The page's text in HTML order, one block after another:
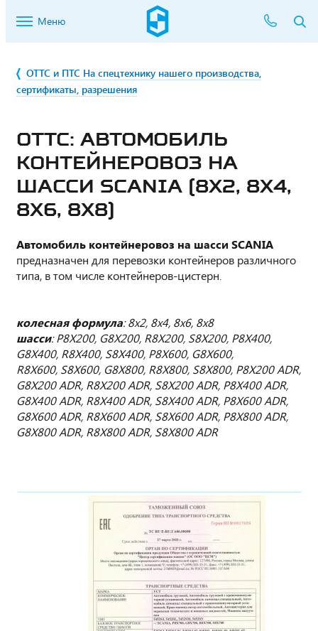
Меню
ОТТС и ПТС На спецтехнику нашего производства,
сертификаты, разрешения
ОТТС: АВТОМОБИЛЬ
КОНТЕЙНЕРОВОЗ НА
ШАССИ SCANIA (8X2, 8X4,
8X6, 8X8)
Автомобиль контейнеровоз на шасси SCANIA
предназначен для перевозки контейнеров различного
типа, в том числе контейнеров-цистерн.
колесная формула: 8х2, 8х4, 8х6, 8х8
шасси: P8X200, G8X200, R8X200, S8X200, P8X400,
G8X400, R8X400, S8X400, P8X600, G8X600,
R8X600, S8X600, G8X800, R8X800, S8X800, P8X200 ADR,
G8X200 ADR, R8X200 ADR, S8X200 ADR, P8X400 ADR,
G8X400 ADR, R8X400 ADR, S8X400 ADR, P8X600 ADR,
G8X600 ADR, R8X600 ADR, S8X600 ADR, P8X800 ADR,
G8X800 ADR, R8X800 ADR, S8X800 ADR